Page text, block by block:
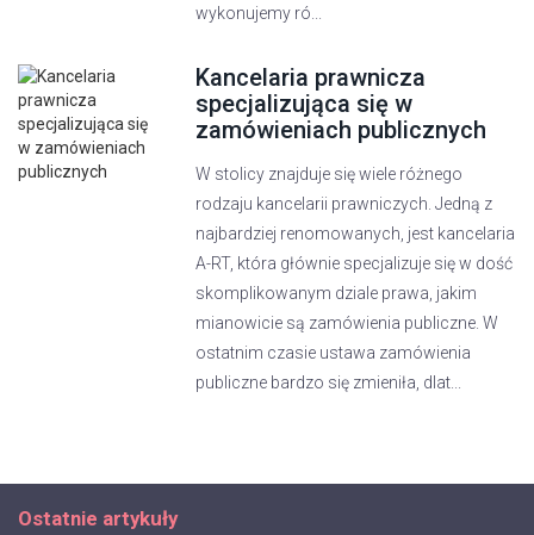
wykonujemy ró...
Kancelaria prawnicza
specjalizująca się w
zamówieniach publicznych
W stolicy znajduje się wiele różnego
rodzaju kancelarii prawniczych. Jedną z
najbardziej renomowanych, jest kancelaria
A-RT, która głównie specjalizuje się w dość
skomplikowanym dziale prawa, jakim
mianowicie są zamówienia publiczne. W
ostatnim czasie ustawa zamówienia
publiczne bardzo się zmieniła, dlat...
Ostatnie artykuły